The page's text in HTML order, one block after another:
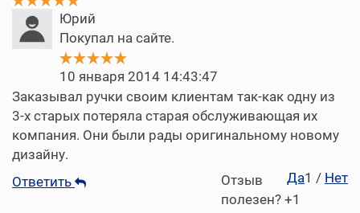
Юрий
Покупал на сайте.
10 января 2014 14:43:47
Заказывал ручки своим клиентам так-как одну из
3-х старых потеряла старая обслуживающая их
компания. Они были рады оригинальному новому
дизайну.
Да1 / Нет
Отзыв
полезен? +1
Ответить